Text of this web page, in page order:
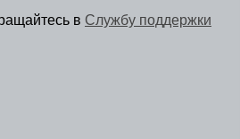
в Службу поддержки